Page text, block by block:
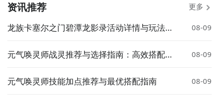
资讯推荐 更多
龙族卡塞尔之门碧潭龙影录活动详情与玩法介
08-09
元气唤灵师战灵推荐与选择指南：高效搭配策
08-09
元气唤灵师技能加点推荐与最优搭配指南 08-09